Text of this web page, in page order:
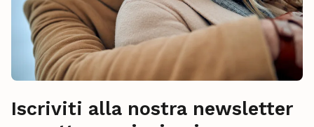
Iscriviti alla nostra newsletter